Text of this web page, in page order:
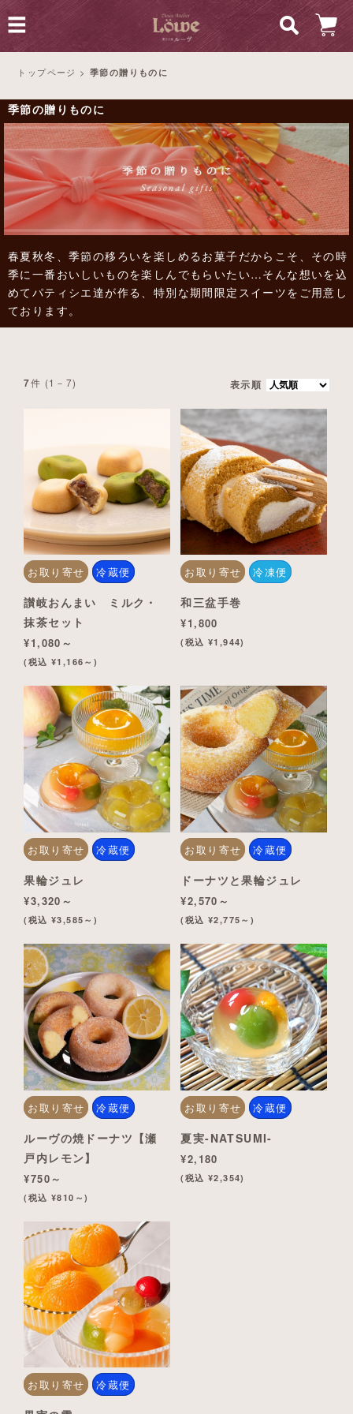
トップページ > 季節の贈りものに
季節の贈りものに
春夏秋冬、季節の移ろいを楽しめるお菓子だからこそ、その時
季に一番おいしいものを楽しんでもらいたい…そんな想いを込
めてパティシエ達が作る、特別な期間限定スイーツをご用意し
ております。
7件 (1－7) 表示順
お取り寄せ 冷蔵便
讃岐おんまい ミルク・
抹茶セット
¥1,080～
(税込 ¥1,166～)
お取り寄せ 冷凍便
和三盆手巻
¥1,800
(税込 ¥1,944)
お取り寄せ 冷蔵便
果輪ジュレ
¥3,320～
(税込 ¥3,585～)
お取り寄せ 冷蔵便
ドーナツと果輪ジュレ
¥2,570～
(税込 ¥2,775～)
お取り寄せ 冷蔵便
ルーヴの焼ドーナツ【瀬
戸内レモン】
¥750～
(税込 ¥810～)
お取り寄せ 冷蔵便
夏実-NATSUMI-
¥2,180
(税込 ¥2,354)
お取り寄せ 冷蔵便